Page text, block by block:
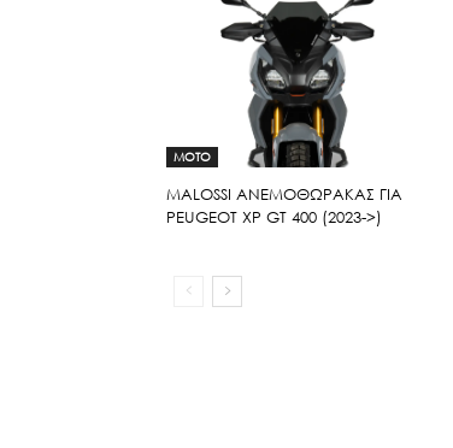
MOTO
ΜΑLOSSI ΑΝΕΜΟΘΩΡΑΚΑΣ ΓΙΑ
PEUGEOT XP GT 400 (2023->)